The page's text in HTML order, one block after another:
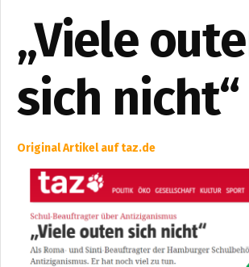
„Viele
sich nicht“
Original Artikel auf taz.de